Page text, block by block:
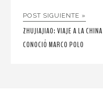
POST SIGUIENTE »
ZHUJIAJIAO: VIAJE A LA
CONOCIÓ MARCO POLO